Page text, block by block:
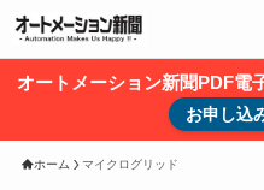
オートメーション新聞PDF電
お申し込
ホーム マイクログリッド